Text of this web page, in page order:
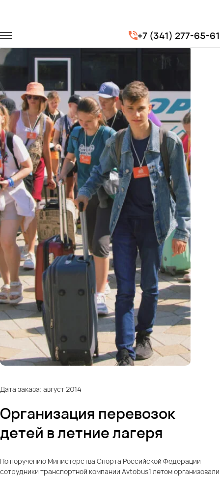
+7 (341) 277-65-61
Транспорт для госучреждений
Организация перевозок детей в летние лагеря
Дата заказа: август 2014
Организация перевозок
детей в летние лагеря
По поручению Министерства Спорта Российской Федерации
сотрудники транспортной компании Avtobus1 летом организовали